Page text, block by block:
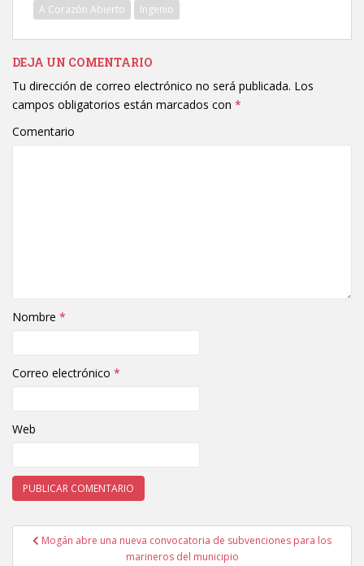
A Corazón Abierto Ingenio
DEJA UN COMENTARIO
Tu dirección de correo electrónico no será publicada. Los
campos obligatorios están marcados con *
Comentario
Nombre *
Correo electrónico *
Web
Navegación de entradas
Mogán abre una nueva convocatoria de subvenciones para los
marineros del municipio